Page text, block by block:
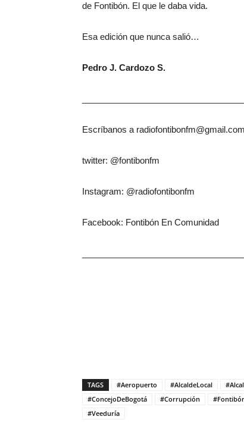
de Fontibón. El que le daba vida.
Esa edición que nunca salió…
Pedro J. Cardozo S.
Escríbanos a radiofontibonfm@gmail.com
twitter: @fontibonfm
Instagram: @radiofontibonfm
Facebook: Fontibón En Comunidad
TAGS #Aeropuerto #AlcaldeLocal
#ConcejoDeBogotá
#Corrupción
#Veeduría